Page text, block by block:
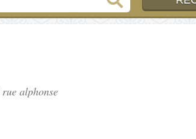
rue alphonse